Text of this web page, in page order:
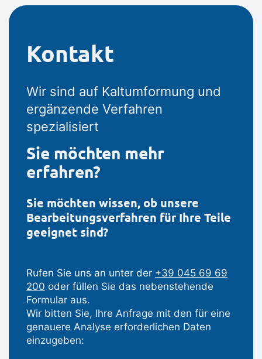
Kontakt
Wir sind auf Kaltumformung und
ergänzende Verfahren
spezialisiert
Sie möchten mehr
erfahren?
Sie möchten wissen, ob unsere
Bearbeitungsverfahren für Ihre Teile
geeignet sind?
Rufen Sie uns an unter der +39 045 69 69
200 oder füllen Sie das nebenstehende
Formular aus.
Wir bitten Sie, Ihre Anfrage mit den für eine
genauere Analyse erforderlichen Daten
einzugeben: